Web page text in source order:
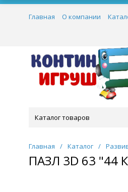
Главная О компании
Каталог товаров
Главная / Каталог /
ПАЗЛ 3D 63 "44